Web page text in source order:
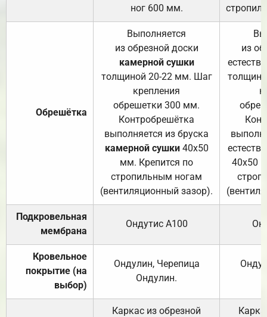
ног 600 мм.
Обрешётка
Выполняется
из обрезной доски
камерной сушки
толщиной 20-22 мм. Шаг
крепления
обрешетки 300 мм.
Контробрешётка
выполняется из бруска
камерной сушки40х50
мм. Крепится по
стропильным ногам
(вентиляционный зазор).
из
40х50
Подкровельная
мембрана
Ондутис А100
Кровельное
покрытие (на
выбор)
Ондулин, Черепица
Ондулин.
Каркас из обрезной